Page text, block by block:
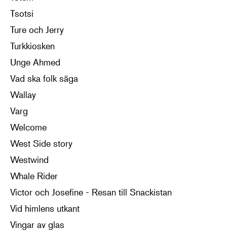
Tsotsi
Ture och Jerry
Turkkiosken
Unge Ahmed
Vad ska folk säga
Wallay
Varg
Welcome
West Side story
Westwind
Whale Rider
Victor och Josefine - Resan till Snackistan
Vid himlens utkant
Vingar av glas